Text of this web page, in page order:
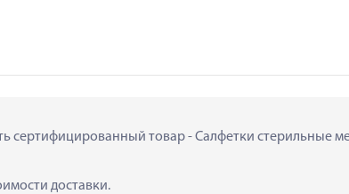
сертифицированный товар - Салфетки стерильные
доставки.